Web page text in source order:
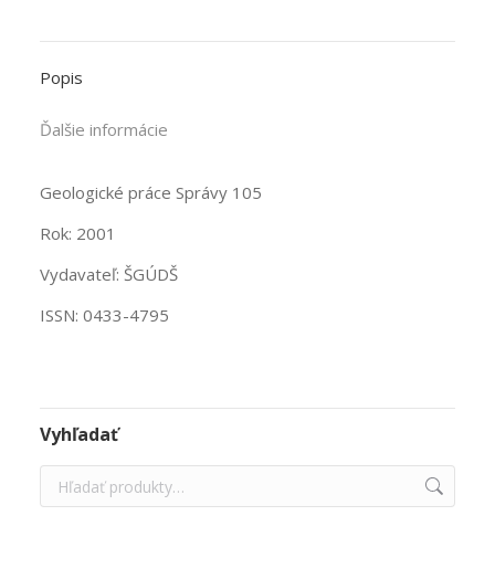
X
LinkedInFacebook
Popis
Ďalšie informácie
Geologické práce Správy 105
Rok: 2001
Vydavateľ: ŠGÚDŠ
ISSN: 0433-4795
Vyhľadať